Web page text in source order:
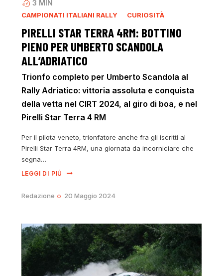
3 MIN
CAMPIONATI ITALIANI RALLY CURIOSITÀ
PIRELLI STAR TERRA 4RM: BOTTINO
PIENO PER UMBERTO SCANDOLA
ALL’ADRIATICO
Trionfo completo per Umberto Scandola al
Rally Adriatico: vittoria assoluta e conquista
della vetta nel CIRT 2024, al giro di boa, e nel
Pirelli Star Terra 4 RM
Per il pilota veneto, trionfatore anche fra gli iscritti al
Pirelli Star Terra 4RM, una giornata da incorniciare che
segna…
LEGGI DI PIÙ
Redazione 20 Maggio 2024